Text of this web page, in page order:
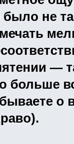
было не
—
больше
о